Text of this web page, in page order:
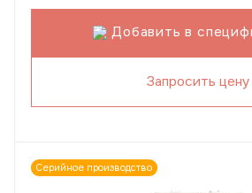
Добавить в
Запросить цену
Серийное производство